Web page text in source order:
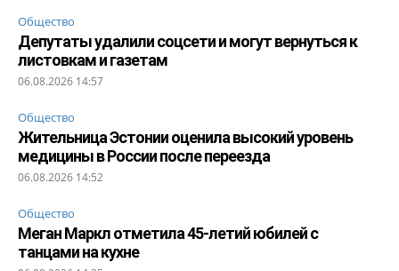
Общество
Депутаты удалили соцсети и могут вернуться к
листовкам и газетам
06.08.2026 14:57
Общество
Жительница Эстонии оценила высокий уровень
медицины в России после переезда
06.08.2026 14:52
Общество
Меган Маркл отметила 45-летий юбилей с
танцами на кухне